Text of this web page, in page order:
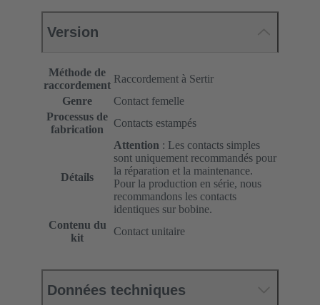
Version
Méthode de
raccordement
Raccordement à Sertir
Genre
Contact femelle
Processus de
fabrication
Contacts estampés
Détails
Attention : Les contacts simples
sont uniquement recommandés pour
la réparation et la maintenance.
Pour la production en série, nous
recommandons les contacts
identiques sur bobine.
Contenu du
kit
Contact unitaire
Données techniques